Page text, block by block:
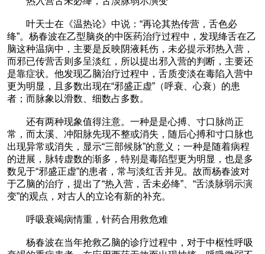
叶天士在《温热论》中说：“再论其热传营，舌色必
绛”。杨春波在乙型脑炎的中医药治疗过程中，发现绛舌在乙
脑这种温病中，主要是反映阴液耗伤，未必提示邪热入营，
而邪已传营舌则多呈淡红，所以提出邪入营的判断，主要还
是靠症状。他发现乙脑治疗过程中，舌质变淡在毒陷入营中
更为明显，且多数出现在“邪盛正虚”（呼衰、心衰）的患
者；而脉象以滑数、细数占多数。
还有两种现象值得注意。一种是是心搏、寸口脉尚正
常，而太溪、冲阳脉先现不整或消失，随后心搏和寸口脉也
出现异常或消失，显示“三部候脉”的意义；一种是随着病程
的进展，脉转虚数的渐多，特别是毒陷型更为明显，也是多
数见于“邪盛正虚”的患者，常与淡红舌并见。故而杨春波对
于乙脑的治疗，提出了“热入营，舌未必绛”、“舌淡脉弱示演
变”的观点，对古人的立论有新的补充。
呼吸衰竭病情重，针药合用救危难
杨春波在当年抢救乙脑的诊疗过程中，对于中枢性呼吸